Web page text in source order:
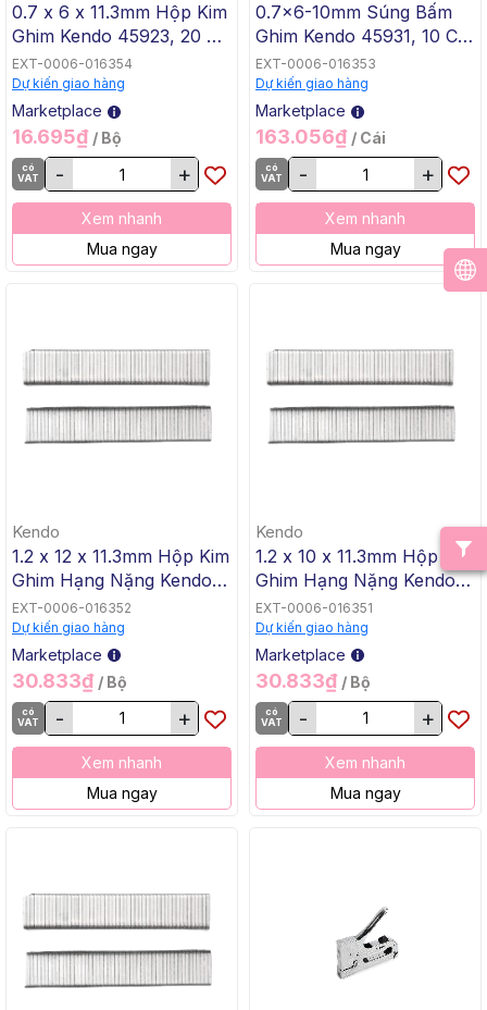
0.7 x 6 x 11.3mm Hộp Kim
Ghim Kendo 45923, 20 Cái
/ Hộp, 200 Cái / Thùng
EXT-0006-016354
Dự kiến giao hàng
Marketplace
16.695₫ / Bộ
có
VAT
- +
Xem nhanh
Mua ngay
0.7x6-10mm Súng Bấm
Ghim Kendo 45931, 10 Cái
/ Hộp, 40 Cái / Thùng
EXT-0006-016353
Dự kiến giao hàng
Marketplace
163.056₫ / Cái
có
VAT
- +
Xem nhanh
Mua ngay
Kendo
1.2 x 12 x 11.3mm Hộp Kim
Ghim Hạng Nặng Kendo
45912, 10 Cái / Hộp, 100
Cái / Thùng
EXT-0006-016352
Dự kiến giao hàng
Marketplace
30.833₫ / Bộ
có
VAT
- +
Xem nhanh
Mua ngay
Kendo
1.2 x 10 x 11.3mm Hộp Kim
Ghim Hạng Nặng Kendo
45911, 10 Cái / Hộp, 100
Cái / Thùng
EXT-0006-016351
Dự kiến giao hàng
Marketplace
30.833₫ / Bộ
có
VAT
- +
Xem nhanh
Mua ngay